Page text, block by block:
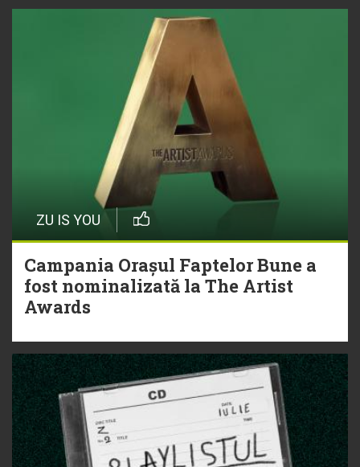
ZU IS YOU
Campania Orașul Faptelor Bune a
fost nominalizată la The Artist
Awards